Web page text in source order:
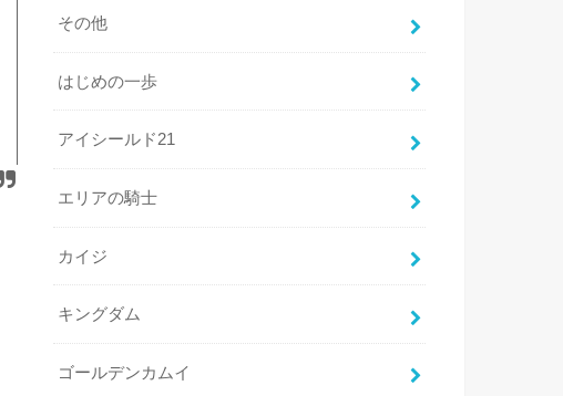
その他
はじめの一歩
アイシールド21
エリアの騎士
カイジ
キングダム
ゴールデンカムイ